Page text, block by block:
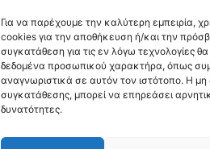
Για να παρέχουμε την καλύτερη εμπειρία,
cookies για την αποθήκευση ή/και την
συγκατάθεση για τις εν λόγω τεχνολογίες
δεδομένα προσωπικού χαρακτήρα, όπως
αναγνωριστικά σε αυτόν τον ιστότοπο. Η
συγκατάθεσης, μπορεί να επηρεάσει
δυνατότητες.